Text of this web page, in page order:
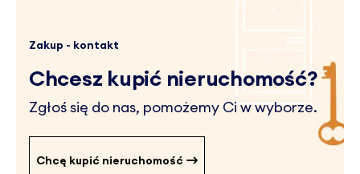
Zakup - kontakt
Chcesz kupić nieruchomość?
Zgłoś się do nas, pomożemy Ci w wyborze.
Chcę kupić nieruchomość